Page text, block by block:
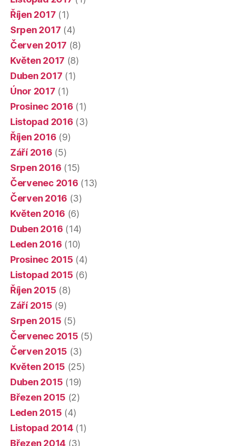
Říjen 2017 (1)
Srpen 2017 (4)
Červen 2017 (8)
Květen 2017 (8)
Duben 2017 (1)
Únor 2017 (1)
Prosinec 2016 (1)
Listopad 2016 (3)
Říjen 2016 (9)
Září 2016 (5)
Srpen 2016 (15)
Červenec 2016 (13)
Červen 2016 (3)
Květen 2016 (6)
Duben 2016 (14)
Leden 2016 (10)
Prosinec 2015 (4)
Listopad 2015 (6)
Říjen 2015 (8)
Září 2015 (9)
Srpen 2015 (5)
Červenec 2015 (5)
Červen 2015 (3)
Květen 2015 (25)
Duben 2015 (19)
Březen 2015 (2)
Leden 2015 (4)
Listopad 2014(1)
Březen 2014 (3)